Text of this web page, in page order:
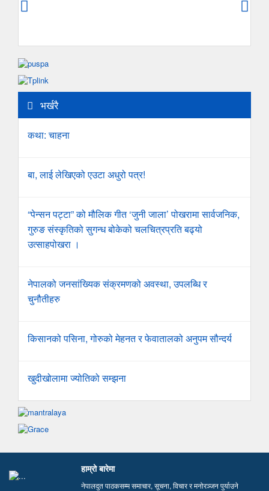
भर्खरै
कथा: चाहना
बा, लाई लेखिएको एउटा अधुरो पत्र!
“पेन्सन पट्टा” को मौलिक गीत ‘जुनी जाला’ पोखरामा सार्वजनिक,
गुरुङ संस्कृतिको सुगन्ध बोकेको चलचित्रप्रति बढ्यो
उत्साहपोखरा ।
नेपालको जनसांख्यिक संक्रमणको अवस्था, उपलब्धि र
चुनौतीहरु
किसानको पसिना, गोरुको मेहनत र फेवातालको अनुपम सौन्दर्य
खुदीखोलामा ज्योतिको सम्झना
हाम्रो बारेमा
नेपालदुत पाठकसम्म समाचार, सूचना, विचार र मनोरञ्जन पुर्याउने